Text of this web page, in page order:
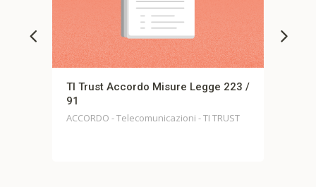
LUO – ACCORDO MOBILITA’
Accordi - LUO